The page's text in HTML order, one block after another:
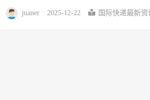
juaner 2025-12-22 国际快递最新资